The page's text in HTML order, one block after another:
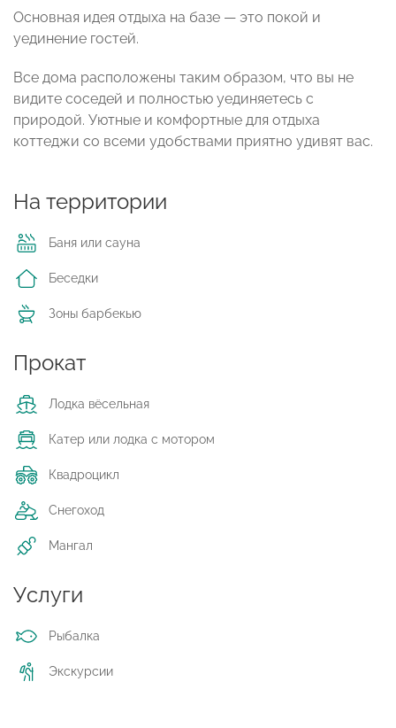
Основная идея отдыха на базе — это покой и
уединение гостей.
Все дома расположены таким образом, что вы не
видите соседей и полностью уединяетесь с
природой. Уютные и комфортные для отдыха
коттеджи со всеми удобствами приятно удивят вас.
На территории
Баня или сауна
Беседки
Зоны барбекью
Прокат
Лодка вёсельная
Катер или лодка с мотором
Квадроцикл
Снегоход
Мангал
Услуги
Рыбалка
Экскурсии